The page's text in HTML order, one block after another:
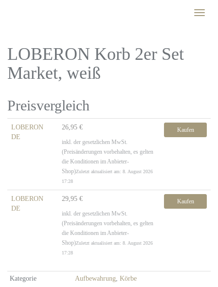
Toggle
LOBERON Korb 2er Set
Market, weiß
Preisvergleich
LOBERON
DE
26,95 €
inkl. der gesetzlichen MwSt.
(Preisänderungen vorbehalten, es gelten
die Konditionen im Anbieter-
Shop)Zuletzt aktualisiert am: 8. August 2026
17:28
Kaufen
LOBERON
DE
29,95 €
inkl. der gesetzlichen MwSt.
(Preisänderungen vorbehalten, es gelten
die Konditionen im Anbieter-
Shop)Zuletzt aktualisiert am: 8. August 2026
17:28
Kaufen
Kategorie Aufbewahrung, Körbe